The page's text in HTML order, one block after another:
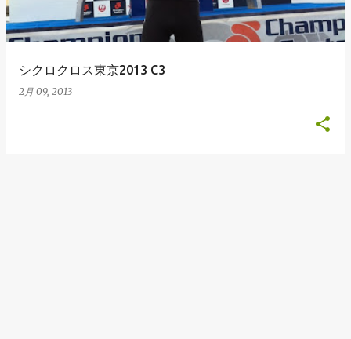
シクロクロス東京2013 C3
2月 09, 2013